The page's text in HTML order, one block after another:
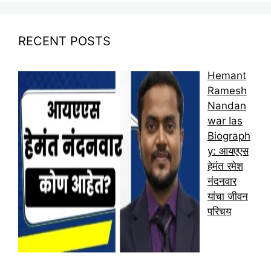
RECENT POSTS
Hemant
Ramesh
Nandan
war Ias
Biograph
y: आयएएस
हेमंत रमेश
नंदनवार
यांचा जीवन
परिचय